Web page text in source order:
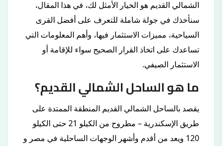
الشمالي القديم هو الخيار الأمثل لك، في هذا المقال،
سنأخذك في جولة شاملة للتعرف على أفضل القرى
السياحية، مميزات الاستثمار فيها، وأهم المعلومات التي
تساعدك على اتخاذ القرار الصحيح سواء للإقامة أو
الاستثمار الصيفي.
ما هو الساحل الشمالي القديم؟
يقصد بالساحل الشمالي القديم المنطقة الممتدة على
طريق الإسكندرية – مطروح من الكيلو 21 حتى الكيلو
120 ويعد من أقدم وأشهر الوجهات الساحلية في مصر و